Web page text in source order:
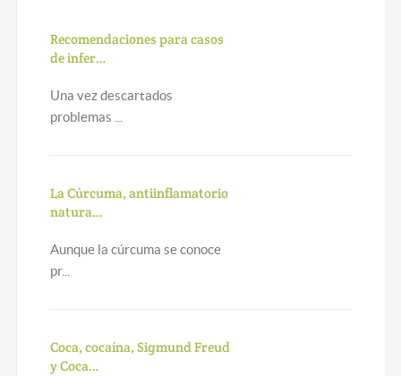
Recomendaciones para casos
de infer…
Una vez descartados
problemas ...
La Cúrcuma, antiinflamatorio
natura…
Aunque la cúrcuma se conoce
pr...
Coca, cocaína, Sigmund Freud
y Coca…